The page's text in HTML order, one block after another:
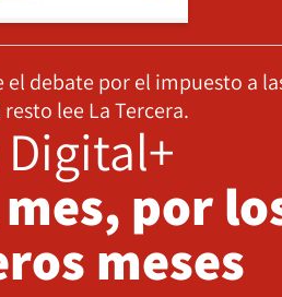
debate por el impuesto a
lee La Tercera.
por
meses